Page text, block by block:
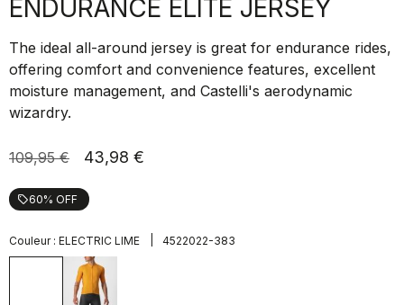
ENDURANCE ELITE JERSEY
The ideal all-around jersey is great for endurance rides,
offering comfort and convenience features, excellent
moisture management, and Castelli's aerodynamic
wizardry.
109,95 € 43,98 €
local_offer60% OFF
Couleur : ELECTRIC LIME 4522022-383